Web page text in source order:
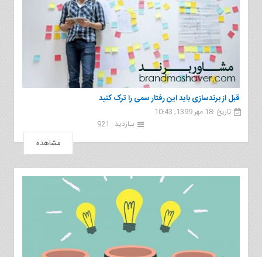
قبل از برندسازی باید این رفتار سمی را ترک کنید
تاریخ :18 مهر 1399, 10:43
بـازدید : 921
مشاهده